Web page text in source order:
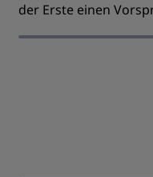
der Erste einen